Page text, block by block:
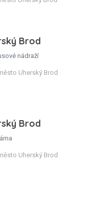
Brod
nádraží
Uherský Brod
Brod
Uherský Brod